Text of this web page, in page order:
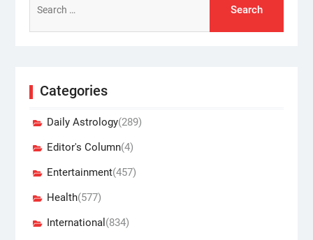
for:
Categories
Daily Astrology(289)
Editor's Column(4)
Entertainment(457)
Health(577)
International (834)